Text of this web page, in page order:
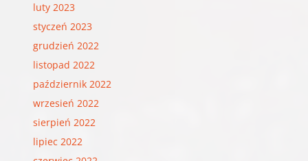
luty 2023
styczeń 2023
grudzień 2022
listopad 2022
październik 2022
wrzesień 2022
sierpień 2022
lipiec 2022